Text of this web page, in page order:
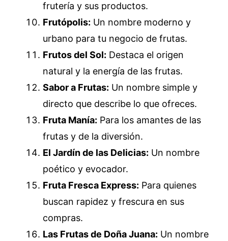
frutería y sus productos.
Frutópolis: Un nombre moderno y
urbano para tu negocio de frutas.
Frutos del Sol: Destaca el origen
natural y la energía de las frutas.
Sabor a Frutas: Un nombre simple y
directo que describe lo que ofreces.
Fruta Manía: Para los amantes de las
frutas y de la diversión.
El Jardín de las Delicias: Un nombre
poético y evocador.
Fruta Fresca Express: Para quienes
buscan rapidez y frescura en sus
compras.
Las Frutas de Doña Juana: Un nombre